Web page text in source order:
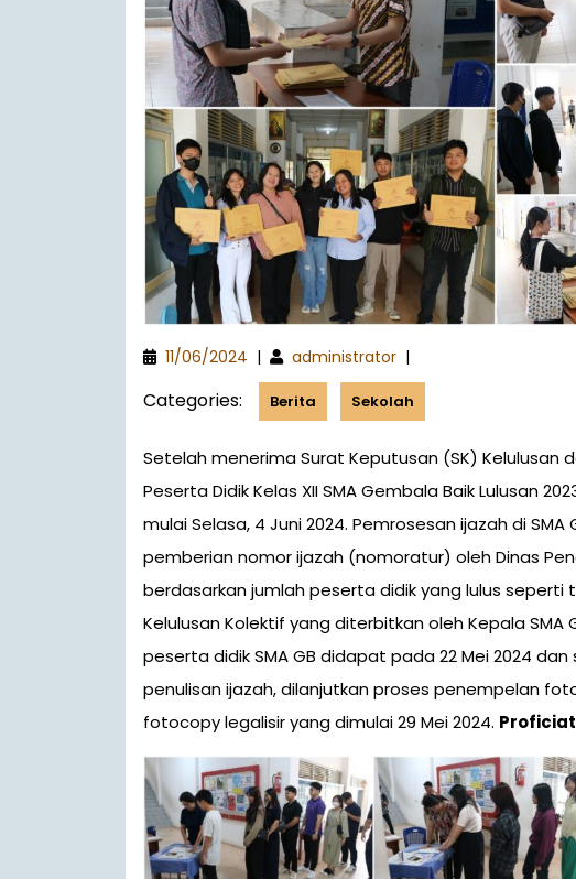
11/06/2024 | administrator |
Categories: Berita Sekolah
Setelah menerima Surat Keputusan (SK) Kelulusan dan Surat Keterangan Lulus (SKL), akhirnya
Peserta Didik Kelas XII SMA Gembala Baik Lulusan
mulai Selasa, 4 Juni 2024. Pemrosesan ijazah di
pemberian nomor ijazah (nomoratur) oleh Dinas
berdasarkan jumlah peserta didik yang lulus
Kelulusan Kolektif yang diterbitkan oleh Kepala SMA
peserta didik SMA GB didapat pada 22 Mei 2024
penulisan ijazah, dilanjutkan proses penempelan
fotocopy legalisir yang dimulai 29 Mei 2024.